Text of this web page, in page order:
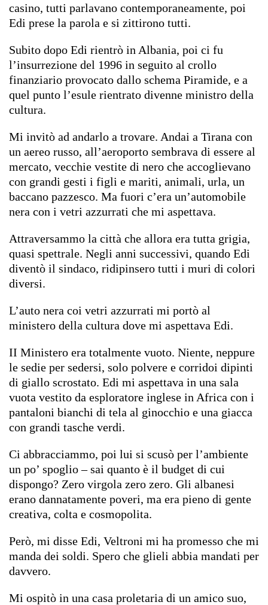
casino, tutti parlavano contemporaneamente, poi
Edi prese la parola e si zittirono tutti.
Subito dopo Edi rientrò in Albania, poi ci fu
l’insurrezione del 1996 in seguito al crollo
finanziario provocato dallo schema Piramide, e a
quel punto l’esule rientrato divenne ministro della
cultura.
Mi invitò ad andarlo a trovare. Andai a Tirana con
un aereo russo, all’aeroporto sembrava di essere al
mercato, vecchie vestite di nero che accoglievano
con grandi gesti i figli e mariti, animali, urla, un
baccano pazzesco. Ma fuori c’era un’automobile
nera con i vetri azzurrati che mi aspettava.
Attraversammo la città che allora era tutta grigia,
quasi spettrale. Negli anni successivi, quando Edi
diventò il sindaco, ridipinsero tutti i muri di colori
diversi.
L’auto nera coi vetri azzurrati mi portò al
ministero della cultura dove mi aspettava Edi.
II Ministero era totalmente vuoto. Niente, neppure
le sedie per sedersi, solo polvere e corridoi dipinti
di giallo scrostato. Edi mi aspettava in una sala
vuota vestito da esploratore inglese in Africa con i
pantaloni bianchi di tela al ginocchio e una giacca
con grandi tasche verdi.
Ci abbracciammo, poi lui si scusò per l’ambiente
un po’ spoglio – sai quanto è il budget di cui
dispongo? Zero virgola zero zero. Gli albanesi
erano dannatamente poveri, ma era pieno di gente
creativa, colta e cosmopolita.
Però, mi disse Edi, Veltroni mi ha promesso che mi
manda dei soldi. Spero che glieli abbia mandati per
davvero.
Mi ospitò in una casa proletaria di un amico suo,